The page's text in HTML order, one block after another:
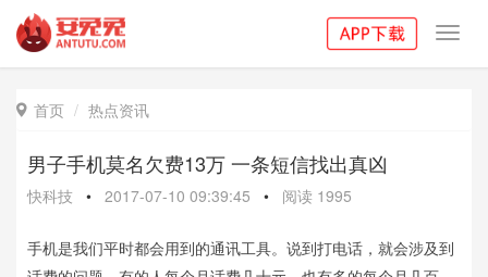
 首页 热点资讯
男子手机莫名欠费13万 一条短信找出真凶
快科技 • 2017-07-10 09:39:45 • 阅读 1995
手机是我们平时都会用到的通讯工具。说到打电话，就会涉及到